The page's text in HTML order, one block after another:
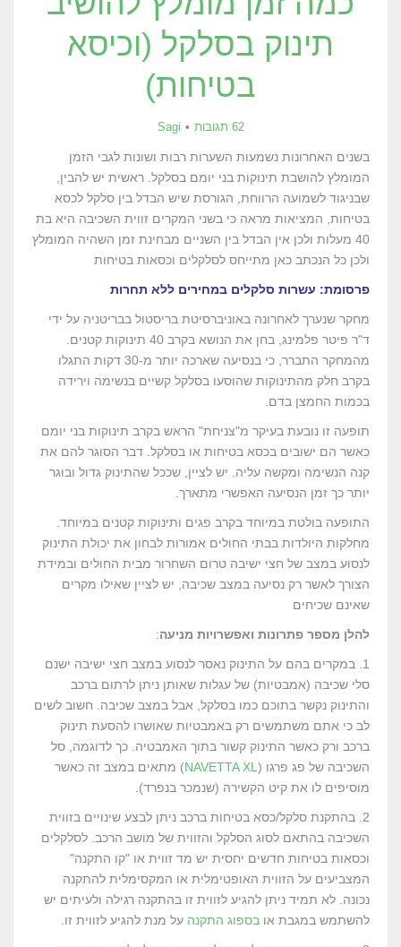
תינוק בסלקל (וכיסא
בטיחות)
62 תגובות Sagi
בשנים האחרונות נשמעות השערות רבות ושונות לגבי הזמן
המומלץ להושבת תינוקות בני יומם בסלקל. ראשית יש להבין,
שבניגוד לשמועה הרווחת, הגורסת שיש הבדל בין סלקל לכסא
בטיחות, המציאות מראה כי בשני המקרים זווית השכיבה היא בת
40 מעלות ולכן אין הבדל בין השניים מבחינת זמן השהיה המומלץ
ולכן כל הנכתב כאן מתייחס לסלקלים וכסאות בטיחות
פרסומת: עשרות סלקלים במחירים ללא תחרות
מחקר שנערך לאחרונה באוניברסיטת בריסטול בבריטניה על ידי
ד"ר פיטר פלמינג, בחן את הנושא בקרב 40 תינוקות קטנים.
מהמחקר התברר, כי בנסיעה שארכה יותר מ-30 דקות התגלו
בקרב חלק מהתינוקות שהוסעו בסלקל קשיים בנשימה וירידה
בכמות החמצן בדם.
תופעה זו נובעת בעיקר מ"צניחת" הראש בקרב תינוקות בני יומם
כאשר הם ישובים בכסא בטיחות או בסלקל. דבר הסוגר להם את
קנה הנשימה ומקשה עליה. יש לציין, שככל שהתינוק גדול ובוגר
יותר כך זמן הנסיעה האפשרי מתארך.
התופעה בולטת במיוחד בקרב פגים ותינוקות קטנים במיוחד.
מחלקות היולדות בבתי החולים אמורות לבחון את יכולת התינוק
לנסוע במצב של חצי ישיבה טרום השחרור מבית החולים ובמידת
הצורך לאשר רק נסיעה במצב שכיבה, יש לציין שאילו מקרים
שאינם שכיחים
להלן מספר פתרונות ואפשרויות מניעה:
1. במקרים בהם על התינוק נאסר לנסוע במצב חצי ישיבה ישנם
סלי שכיבה (אמבטיות) של עגלות שאותן ניתן לרתום ברכב
והתינוק נקשר בתוכם כמו בסלקל, אבל במצב שכיבה. חשוב לשים
לב כי אתם משתמשים רק באמבטיות שאושרו להסעת תינוק
ברכב ורק כאשר התינוק קשור בתוך האמבטיה. כך לדוגמה, סל
השכיבה של פג פרגו (NAVETTA XL) מתאים במצב זה כאשר
מוסיפים לו את קיט הקשירה (שנמכר בנפרד).
2. בהתקנת סלקל/כסא בטיחות ברכב ניתן לבצע שינויים בזווית
השכיבה בהתאם לסוג הסלקל והזווית של מושב הרכב. לסלקלים
וכסאות בטיחות חדשים יחסית יש מד זווית או "קו התקנה"
המצביעים על הזווית האופטימלית או המקסימלית להתקנה
נכונה. לא תמיד ניתן להגיע לזווית זו בהתקנה רגילה ולעיתים יש
להשתמש במגבת או בספוג התקנה על מנת להגיע לזווית זו.